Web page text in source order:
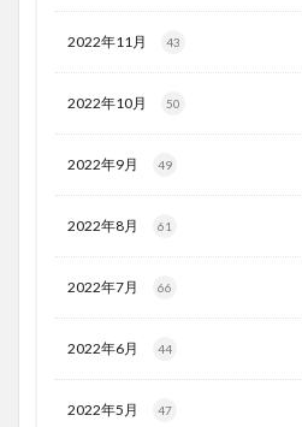
2022年11月 43
2022年10月 50
2022年9月 49
2022年8月 61
2022年7月 66
2022年6月 44
2022年5月 47